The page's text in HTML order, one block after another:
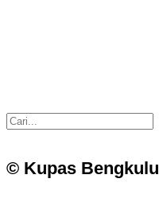
© Kupas Bengkulu